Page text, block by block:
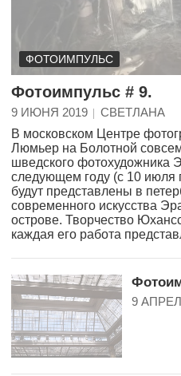
ФОТОИМПУЛЬС
Фотоимпульс # 9.
9 ИЮНЯ 2019
СВЕТЛАНА
В московском Центре
Люмьер на Болотной
шведского фотохудожника
следующем году (с 10 июля
будут представлены в
современного искусства
острове. Творчество
каждая его работа
9